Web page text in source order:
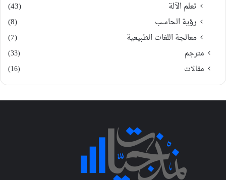
تعلم الآلة
(43)
رؤية الحاسب
(8)
معالجة اللغات الطبيعية
(7)
مترجم
(33)
مقالات
(16)